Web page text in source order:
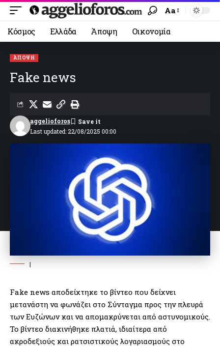
Aa
Κόσμος Ελλάδα Άποψη Οικονομία
ΆΠΟΨΗ
Fake news
Last updated: 22/08/2025 00:00
aggelioforos
|
Fake news αποδείχτηκε το βίντεο που δείχνει
μετανάστη να φωνάζει στο Σύνταγμα προς την πλευρά
των Ευζώνων και να απομακρύνεται από αστυνομικούς.
Το βίντεο διακινήθηκε πλατιά, ιδιαίτερα από
ακροδεξιούς και ρατσιστικούς λογαριασμούς στο